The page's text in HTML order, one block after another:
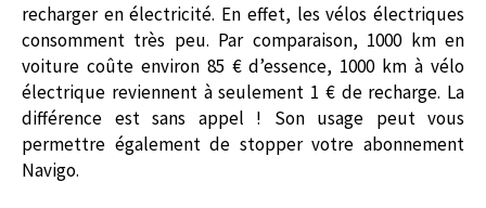
recharger en électricité. En effet, les vélos électriques
consomment très peu. Par comparaison, 1000 km en
voiture coûte environ 85 € d’essence, 1000 km à vélo
électrique reviennent à seulement 1 € de recharge. La
différence est sans appel ! Son usage peut vous
permettre également de stopper votre abonnement
Navigo.